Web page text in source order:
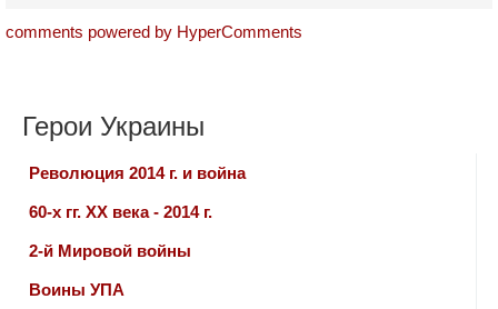
comments powered by HyperComments
Герои Украины
Революция 2014 г. и война
60-х гг. ХХ века - 2014 г.
2-й Мировой войны
Воины УПА